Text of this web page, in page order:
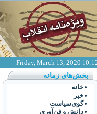
بخش‌های زمانه
• خانه
• خبر
• گوی‌سياست
• دانش و فن‌آوری
Friday, March 13, 2020